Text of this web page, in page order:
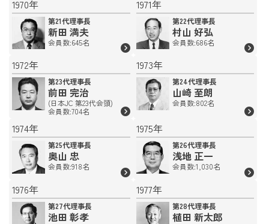
1970年
第21代理事長
新田 満夫
会員数:645名
1971年
第22代理事長
村山 好弘
会員数:686名
1972年
第23代理事長
前田 完治
(日本JC 第23代会頭)
会員数:704名
1973年
第24代理事長
山崎 至朗
会員数:802名
1974年
第25代理事長
奥山 忠
会員数:918名
1975年
第26代理事長
浅地 正一
会員数:1,030名
1976年
第27代理事長
池田 彰孝
1977年
第28代理事長
植田 新太郎